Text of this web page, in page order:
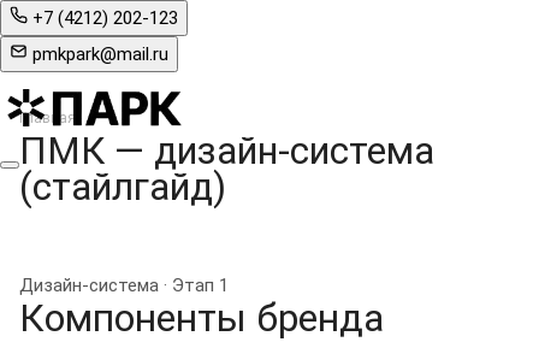
+7 (4212) 202-123
pmkpark@mail.ru
Главная
ПМК — дизайн-система
(стайлгайд)
Дизайн-система · Этап 1
Компоненты бренда